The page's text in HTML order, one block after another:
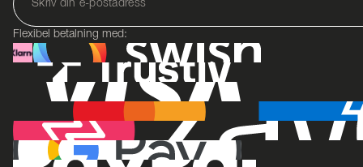
Flexibel betalning med: